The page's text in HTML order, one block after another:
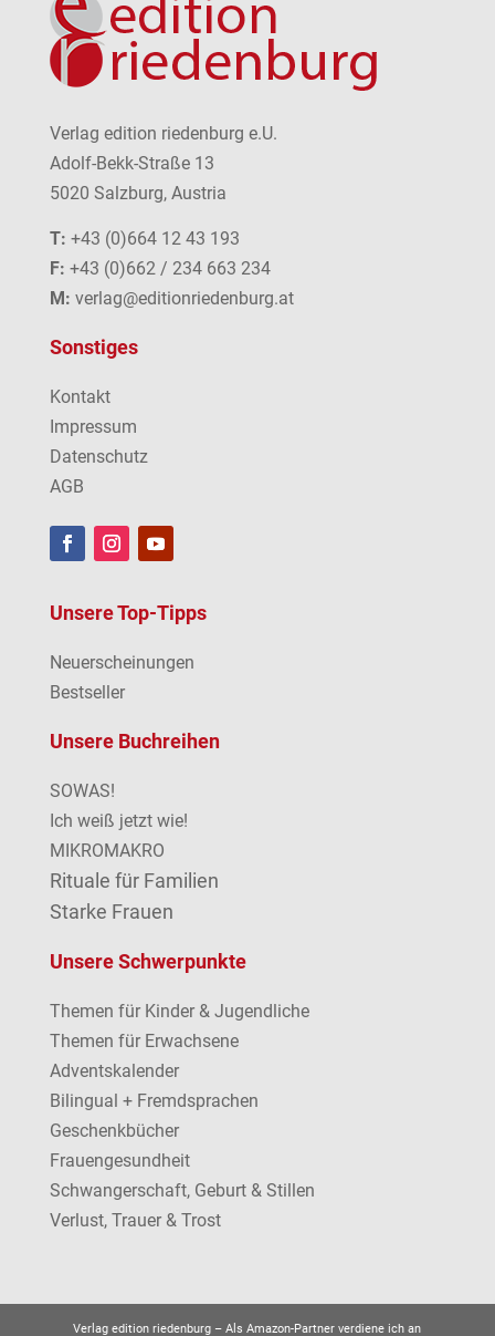
Verlag edition riedenburg e.U.
Adolf-Bekk-Straße 13
5020 Salzburg, Austria
T: +43 (0)664 12 43 193
F: +43 (0)662 / 234 663 234
M: verlag@editionriedenburg.at
Sonstiges
Kontakt
Impressum
Datenschutz
AGB
Unsere Top-Tipps
Neuerscheinungen
Bestseller
Unsere Buchreihen
SOWAS!
Ich weiß jetzt wie!
MIKROMAKRO
Rituale für Familien
Starke Frauen
Unsere Schwerpunkte
Themen für Kinder & Jugendliche
Themen für Erwachsene
Adventskalender
Bilingual + Fremdsprachen
Geschenkbücher
Frauengesundheit
Schwangerschaft, Geburt & Stillen
Verlust, Trauer & Trost
Verlag edition riedenburg –Als Amazon-Partner verdiene ich an